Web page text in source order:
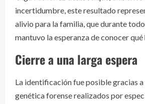
incertidumbre, este resultado
alivio para la familia, que durante
mantuvo la esperanza de conocer
Cierre a una larga espera
La identificación fue posible gracias
genética forense realizados por